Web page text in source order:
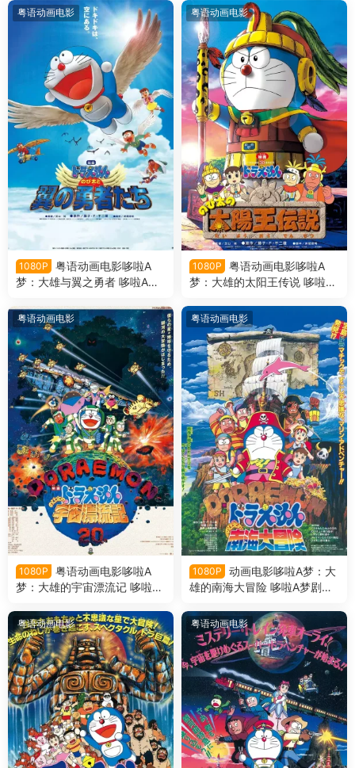
版
粤语版
粤语动画电影
1080P
粤语动画电影哆啦A
梦：大雄与翼之勇者 哆啦A梦
版
粤语动画电影
1080P
粤语动画电影哆啦A
梦：大雄的太阳王传说 哆啦A
粤语版
粤语动画电影
1080P
粤语动画电影哆啦A
梦：大雄的宇宙漂流记 哆啦A
粤语版
粤语动画电影
1080P
动画电影哆啦A梦：大
雄的南海大冒险 哆啦A梦剧场
粤语动画电影 粤语动画电影